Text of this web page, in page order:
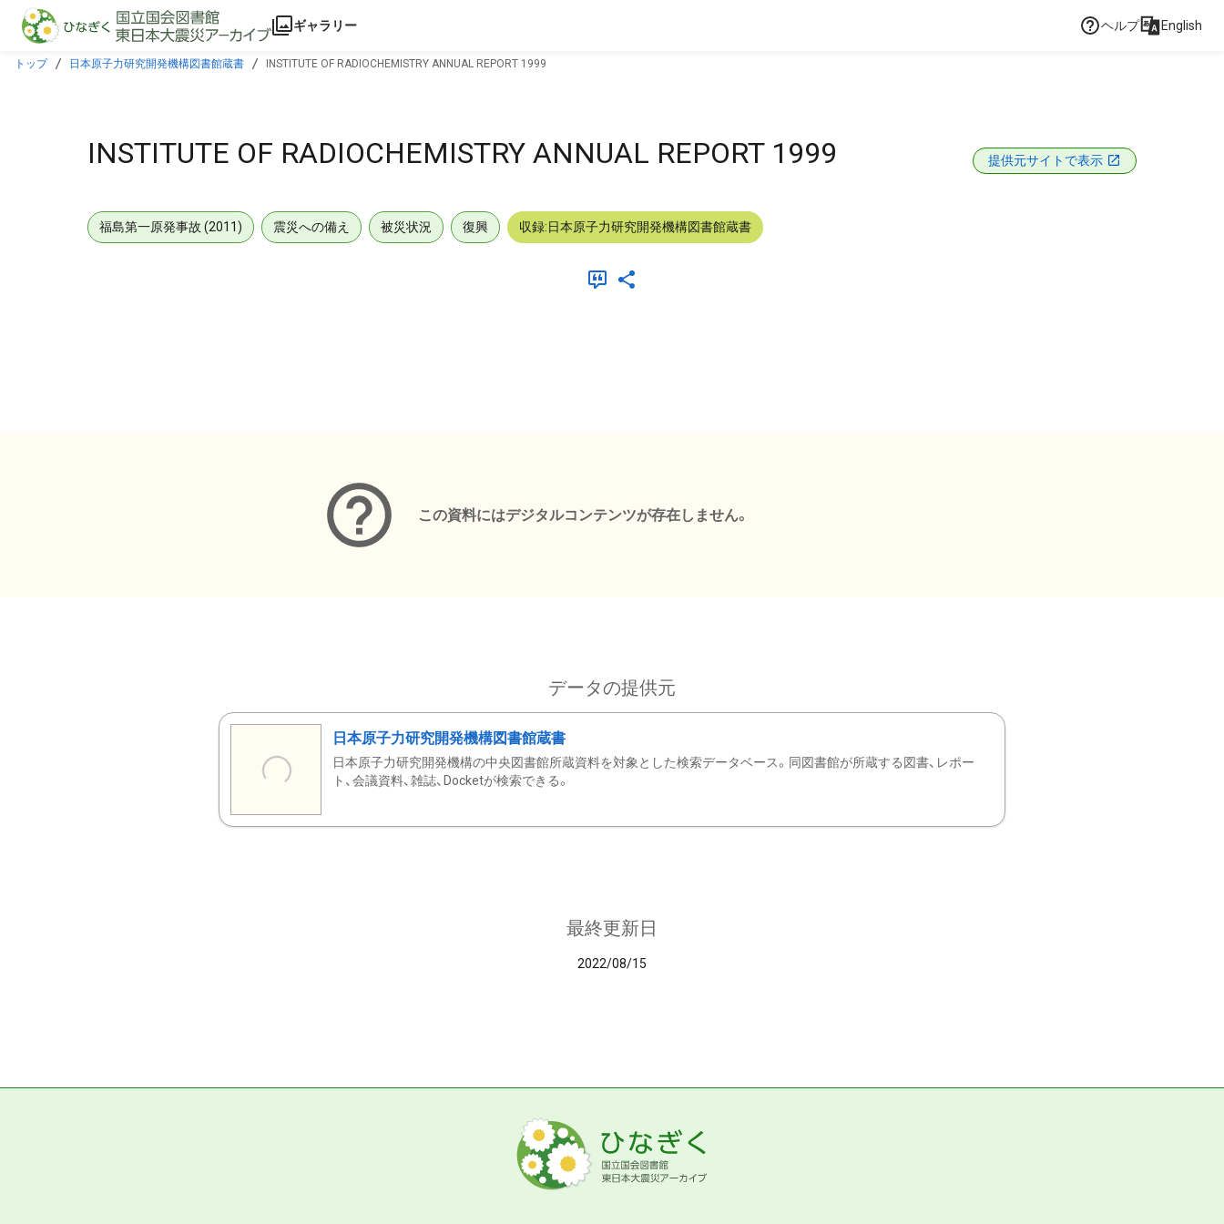
本文に飛ぶ
ギャラリー ヘルプ English
トップ 日本原子力研究開発機構図書館蔵書 INSTITUTE OF RADIOCHEMISTRY ANNUAL REPORT 1999
INSTITUTE OF RADIOCHEMISTRY ANNUAL REPORT 1999 提供元サイトで表示
福島第一原発事故 (2011) 震災への備え 被災状況 復興 収録:日本原子力研究開発機構図書館蔵書
この資料にはデジタルコンテンツが存在しません。
データの提供元
日本原子力研究開発機構図書館蔵書
日本原子力研究開発機構の中央図書館所蔵資料を対象とした検索データベース。同図書館が所蔵する図書、レポー
ト、会議資料、雑誌、Docketが検索できる。
最終更新日
2022/08/15